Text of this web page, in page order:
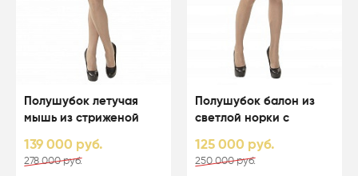
Полушубок летучая
мышь из стриженой
капюшоном - 01164
139 000 руб.
278 000 руб.
Полушубок балон из
светлой норки с
125 000 руб.
250 000 руб.